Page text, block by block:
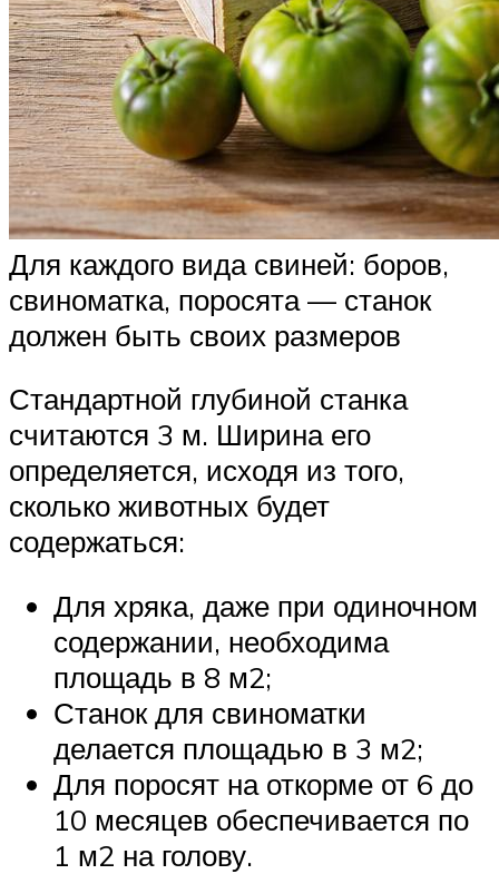
Для каждого вида свиней: боров,
свиноматка, поросята — станок
должен быть своих размеров
Стандартной глубиной станка
считаются 3 м. Ширина его
определяется, исходя из того,
сколько животных будет
содержаться:
Для хряка, даже при одиночном
содержании, необходима
площадь в 8 м2;
Станок для свиноматки
делается площадью в 3 м2;
Для поросят на откорме от 6 до
10 месяцев обеспечивается по
1 м2 на голову.